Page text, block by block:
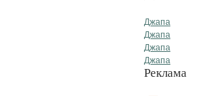
Джапа
Джапа
Джапа
Джапа
Реклама